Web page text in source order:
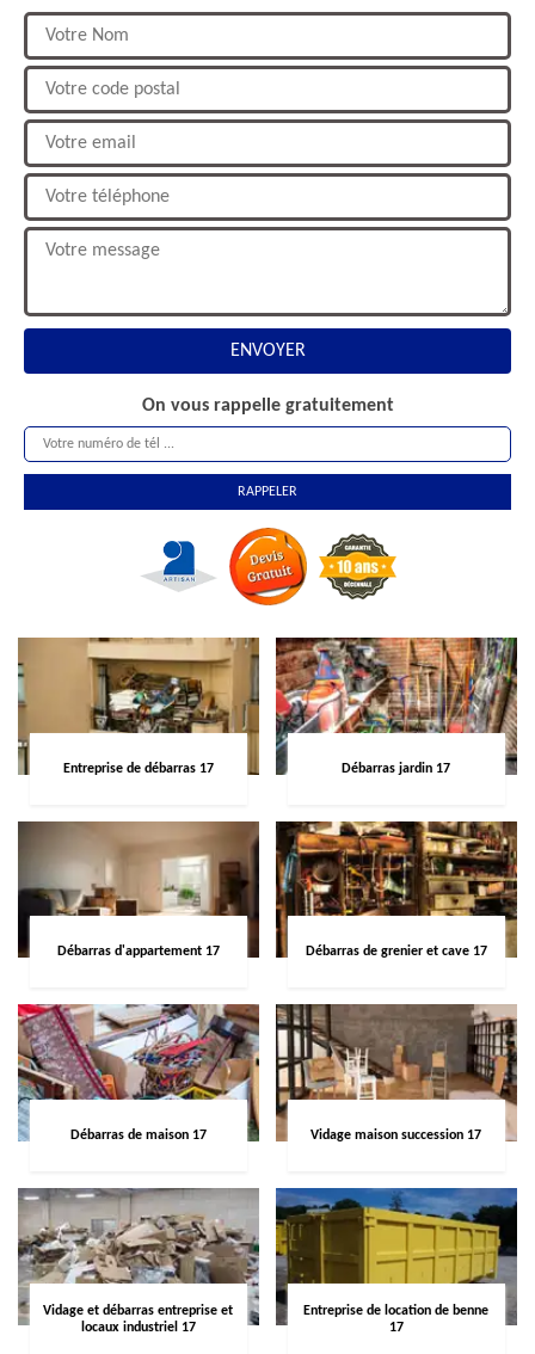
On vous rappelle gratuitement
Entreprise de débarras 17 Débarras jardin 17
Débarras d'appartement 17 Débarras de grenier et cave 17
Débarras de maison 17 Vidage maison succession 17
Vidage et débarras entreprise et
locaux industriel 17
Entreprise de location de benne
17